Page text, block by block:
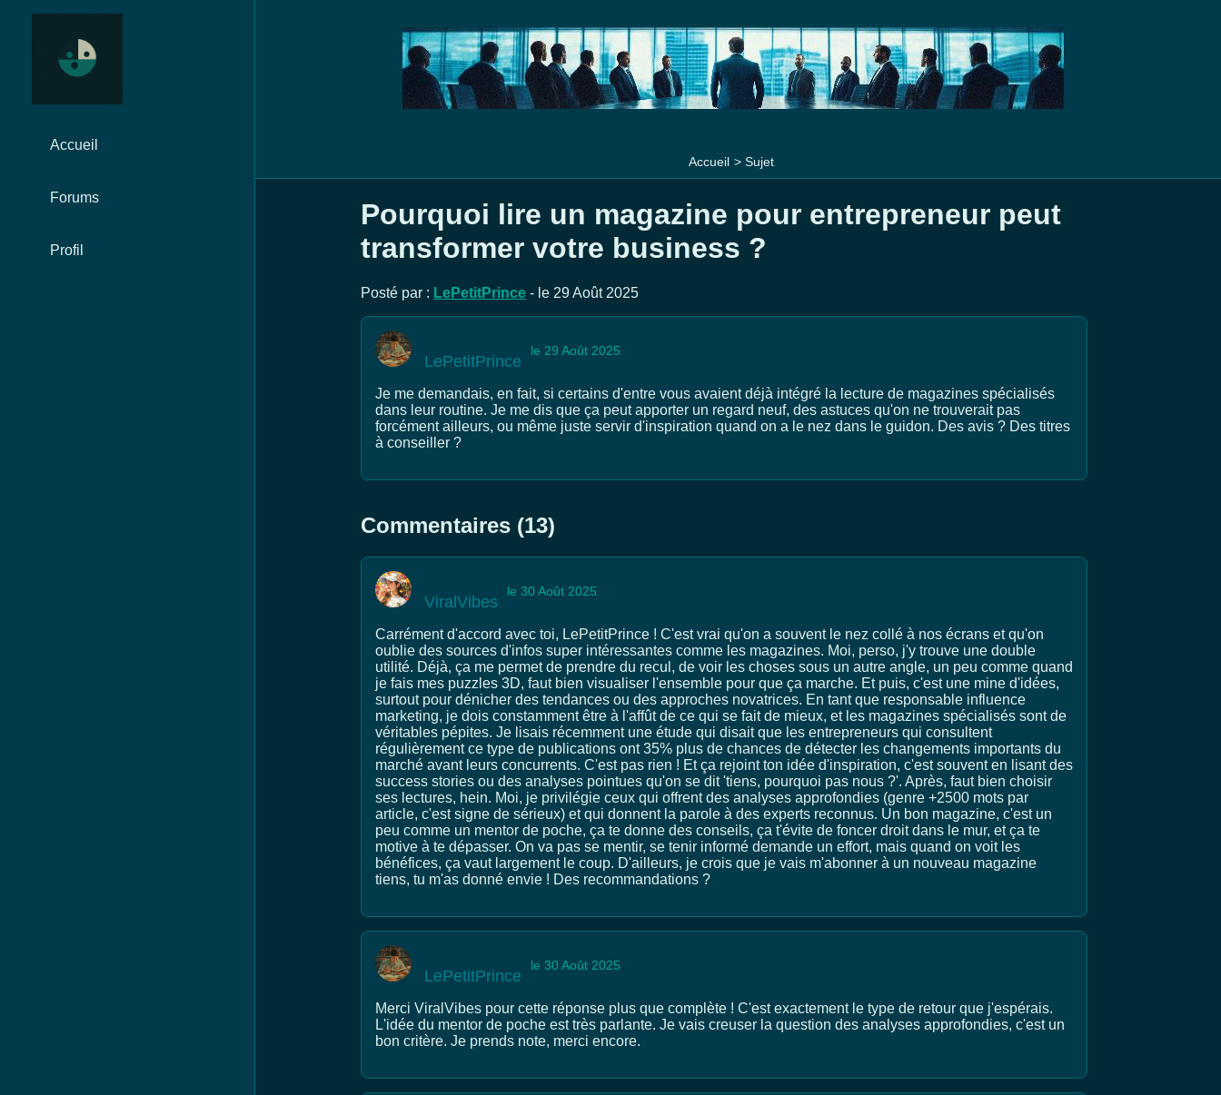
Accueil > Sujet
Accueil
Forums
Profil
Pourquoi lire un magazine pour entrepreneur peut
transformer votre business ?
Posté par : LePetitPrince - le 29 Août 2025
LePetitPrince
le 29 Août 2025
Je me demandais, en fait, si certains d'entre vous avaient déjà intégré la lecture de magazines spécialisés
dans leur routine. Je me dis que ça peut apporter un regard neuf, des astuces qu'on ne trouverait pas
forcément ailleurs, ou même juste servir d'inspiration quand on a le nez dans le guidon. Des avis ? Des titres
à conseiller ?
Commentaires (13)
ViralVibes
le 30 Août 2025
Carrément d'accord avec toi, LePetitPrince ! C'est vrai qu'on a souvent le nez collé à nos écrans et qu'on
oublie des sources d'infos super intéressantes comme les magazines. Moi, perso, j'y trouve une double
utilité. Déjà, ça me permet de prendre du recul, de voir les choses sous un autre angle, un peu comme quand
je fais mes puzzles 3D, faut bien visualiser l'ensemble pour que ça marche. Et puis, c'est une mine d'idées,
surtout pour dénicher des tendances ou des approches novatrices. En tant que responsable influence
marketing, je dois constamment être à l'affût de ce qui se fait de mieux, et les magazines spécialisés sont de
véritables pépites. Je lisais récemment une étude qui disait que les entrepreneurs qui consultent
régulièrement ce type de publications ont 35% plus de chances de détecter les changements importants du
marché avant leurs concurrents. C'est pas rien ! Et ça rejoint ton idée d'inspiration, c'est souvent en lisant des
success stories ou des analyses pointues qu'on se dit 'tiens, pourquoi pas nous ?'. Après, faut bien choisir
ses lectures, hein. Moi, je privilégie ceux qui offrent des analyses approfondies (genre +2500 mots par
article, c'est signe de sérieux) et qui donnent la parole à des experts reconnus. Un bon magazine, c'est un
peu comme un mentor de poche, ça te donne des conseils, ça t'évite de foncer droit dans le mur, et ça te
motive à te dépasser. On va pas se mentir, se tenir informé demande un effort, mais quand on voit les
bénéfices, ça vaut largement le coup. D'ailleurs, je crois que je vais m'abonner à un nouveau magazine
tiens, tu m'as donné envie ! Des recommandations ?
LePetitPrince
le 30 Août 2025
Merci ViralVibes pour cette réponse plus que complète ! C'est exactement le type de retour que j'espérais.
L'idée du mentor de poche est très parlante. Je vais creuser la question des analyses approfondies, c'est un
bon critère. Je prends note, merci encore.